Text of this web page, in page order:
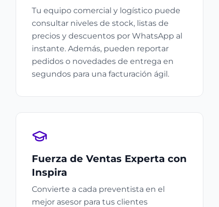
Tu equipo comercial y logístico puede
consultar niveles de stock, listas de
precios y descuentos por WhatsApp al
instante. Además, pueden reportar
pedidos o novedades de entrega en
segundos para una facturación ágil.
Fuerza de Ventas Experta con
Inspira
Convierte a cada preventista en el
mejor asesor para tus clientes